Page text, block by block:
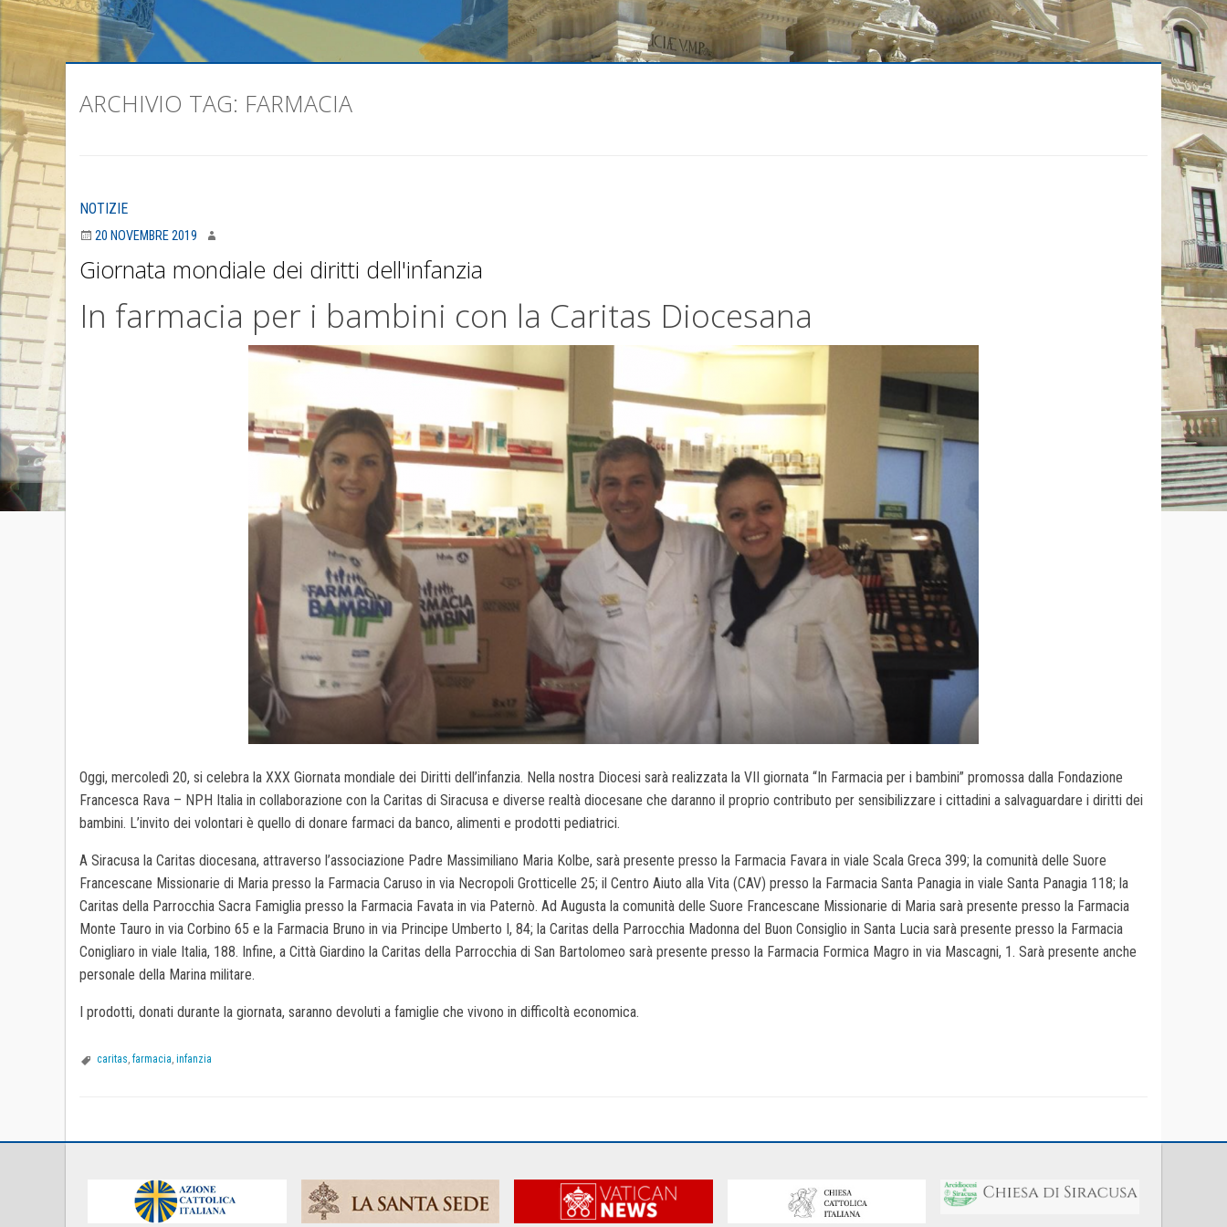
ARCHIVIO TAG: FARMACIA
NOTIZIE
20 NOVEMBRE 2019
Giornata mondiale dei diritti dell'infanzia
In farmacia per i bambini con la Caritas Diocesana
Oggi, mercoledì 20, si celebra la XXX Giornata mondiale dei Diritti dell’infanzia. Nella nostra Diocesi sarà realizzata la VII giornata “In Farmacia per i bambini” promossa dalla Fondazione
Francesca Rava – NPH Italia in collaborazione con la Caritas di Siracusa e diverse realtà diocesane che daranno il proprio contributo per sensibilizzare i cittadini a salvaguardare i diritti dei
bambini. L’invito dei volontari è quello di donare farmaci da banco, alimenti e prodotti pediatrici.
A Siracusa la Caritas diocesana, attraverso l’associazione Padre Massimiliano Maria Kolbe, sarà presente presso la Farmacia Favara in viale Scala Greca 399; la comunità delle Suore
Francescane Missionarie di Maria presso la Farmacia Caruso in via Necropoli Grotticelle 25; il Centro Aiuto alla Vita (CAV) presso la Farmacia Santa Panagia in viale Santa Panagia 118; la
Caritas della Parrocchia Sacra Famiglia presso la Farmacia Favata in via Paternò. Ad Augusta la comunità delle Suore Francescane Missionarie di Maria sarà presente presso la Farmacia
Monte Tauro in via Corbino 65 e la Farmacia Bruno in via Principe Umberto I, 84; la Caritas della Parrocchia Madonna del Buon Consiglio in Santa Lucia sarà presente presso la Farmacia
Conigliaro in viale Italia, 188. Infine, a Città Giardino la Caritas della Parrocchia di San Bartolomeo sarà presente presso la Farmacia Formica Magro in via Mascagni, 1. Sarà presente anche
personale della Marina militare.
I prodotti, donati durante la giornata, saranno devoluti a famiglie che vivono in difficoltà economica.
caritas farmacia infanzia
P